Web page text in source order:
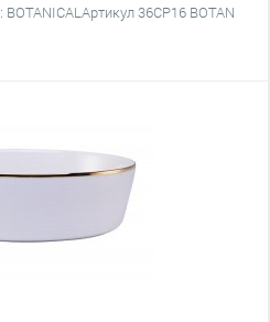
36CP16 BOTAN